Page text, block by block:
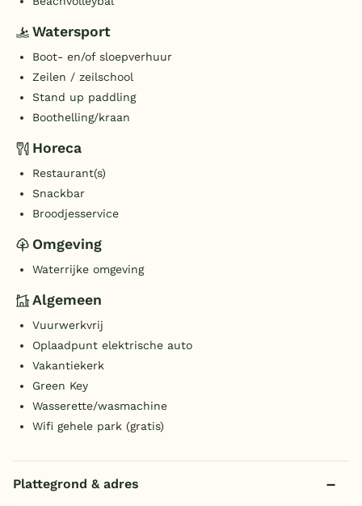
Watersport
Boot- en/of sloepverhuur
Zeilen / zeilschool
Stand up paddling
Boothelling/kraan
Horeca
Restaurant(s)
Snackbar
Broodjesservice
Omgeving
Waterrijke omgeving
Algemeen
Vuurwerkvrij
Oplaadpunt elektrische auto
Vakantiekerk
Green Key
Wasserette/wasmachine
Wifi gehele park (gratis)
Plattegrond & adres